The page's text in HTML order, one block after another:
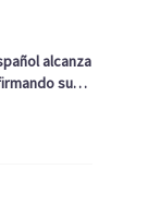
alcanza
su
Azul